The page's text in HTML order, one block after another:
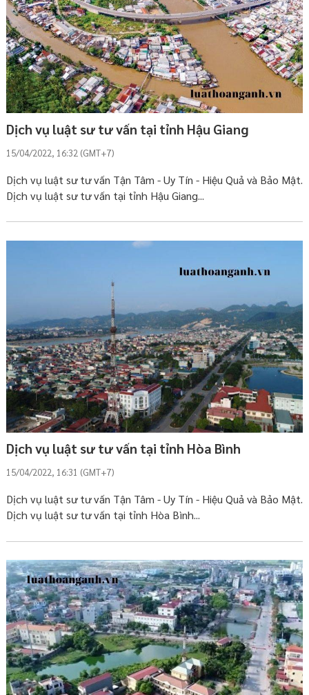
Dịch vụ luật sư tư vấn tại tỉnh Hậu Giang
15/04/2022, 16:32 (GMT+7)
Dịch vụ luật sư tư vấn Tận Tâm - Uy Tín - Hiệu Quả và Bảo Mật.
Dịch vụ luật sư tư vấn tại tỉnh Hậu Giang...
Dịch vụ luật sư tư vấn tại tỉnh Hòa Bình
15/04/2022, 16:31 (GMT+7)
Dịch vụ luật sư tư vấn Tận Tâm - Uy Tín - Hiệu Quả và Bảo Mật.
Dịch vụ luật sư tư vấn tại tỉnh Hòa Bình...